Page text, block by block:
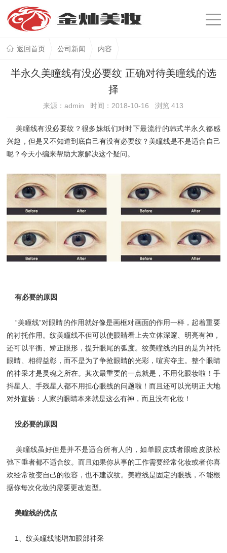
返回首页 公司新闻 内容
半永久美瞳线有没必要纹 正确对待美瞳线的选
择
来源：admin 时间：2018-10-16 浏览413
美瞳线有没必要纹？很多妹纸们对时下最流行的韩式半永久都感
兴趣，但是又不知道到底自己有没有必要纹？美瞳线是不是适合自己
呢？今天小编来帮助大家解决这个疑问。
有必要的原因
“美瞳线”对眼睛的作用就好像是画框对画面的作用一样，起着重要
的衬托作用。纹美瞳线不但可以使眼睛看上去立体深邃、明亮有神，
还可以平衡、矫正眼形，提升眼尾的弧度。纹美瞳线的目的是为衬托
眼睛、相得益彰，而不是为了争抢眼睛的光彩，喧宾夺主。整个眼睛
的神采才是灵魂之所在。其次最重要的一点就是，不用化眼妆啦！手
抖星人、手残星人都不用担心眼线的问题啦！而且还可以光明正大地
对外宣扬：人家的眼睛本来就是这么有神，而且没有化妆！
没必要的原因
美瞳线虽好但是并不是适合所有人的，如单眼皮或者眼睑皮肤松
弛下垂者都不适合纹。而且如果你从事的工作需要经常化妆或者你喜
欢经常改变自己的妆容，也不建议纹。美瞳线是固定的眼线，不能根
据你每次化妆的需要更改造型。
美瞳线的优点
1、纹美瞳线能增加眼部神采